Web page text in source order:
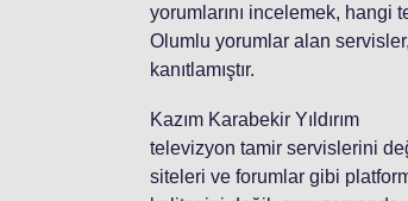
yorumlarını incelemek, hangi
Olumlu yorumlar alan
kanıtlamıştır.
Kazım Karabekir Yıldırım
televizyon tamir servislerini
siteleri ve forumlar gibi